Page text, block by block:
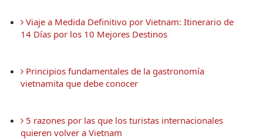
Viaje a Medida Definitivo por Vietnam: Itinerario de
14 Días por los 10 Mejores Destinos
Principios fundamentales de la gastronomía
vietnamita que debe conocer
5 razones por las que los turistas internacionales
quieren volver a Vietnam